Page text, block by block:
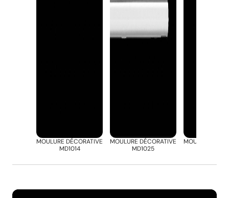
MOULURE DÉCORATIVE
MD1014
MOULURE DÉCORATIVE
MD1025
MOULURE